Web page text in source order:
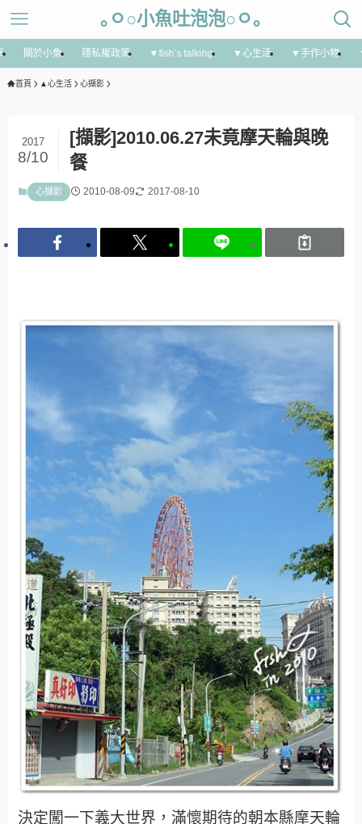
｡ㅇ○小魚吐泡泡○ㅇ｡
關於小魚 隱私權政策 ▼fish’s talking ▼心生活 ▼手作小物
首頁 ▲心生活 心擷影
[擷影]2010.06.27未竟摩天輪與晚
餐
2017
8/10
心擷影 2010-08-09 2017-08-10
決定闖一下義大世界，滿懷期待的朝本縣摩天輪